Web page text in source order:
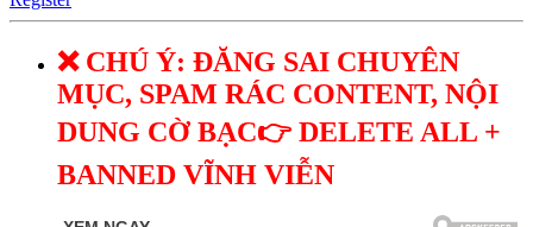
❌ CHÚ Ý: ĐĂNG SAI CHUYÊN
MỤC, SPAM RÁC CONTENT, NỘI
DUNG CỜ BẠC👉 DELETE ALL +
BANNED VĨNH VIỄN